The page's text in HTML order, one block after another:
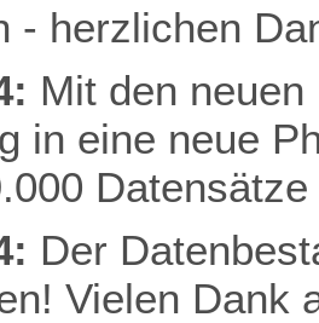
- herzlichen
Mit den
in eine neue
Der
Vielen Dank